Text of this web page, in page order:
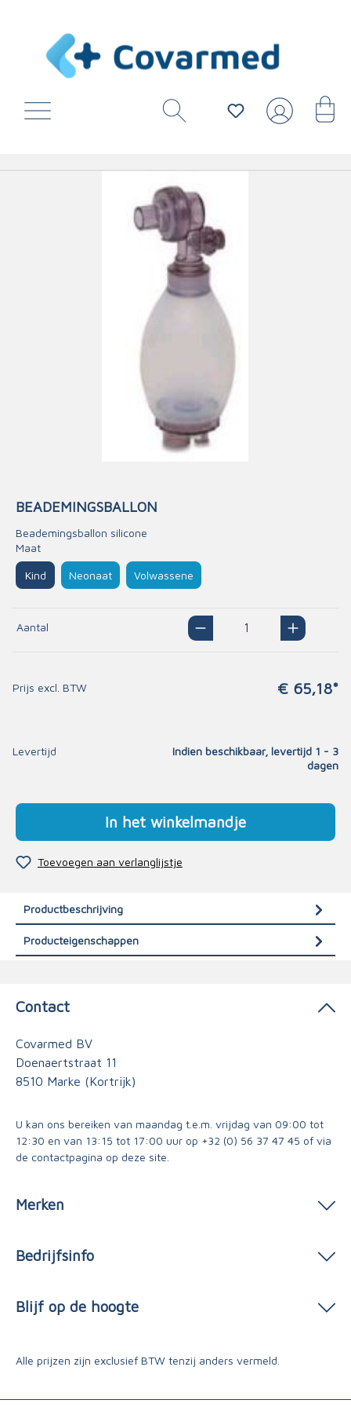
BEADEMINGSBALLON
Beademingsballon silicone
Maat
Kind Neonaat Volwassene
Aantal
Prijs excl. BTW € 65,18*
Levertijd
Indien beschikbaar, levertijd 1 - 3
dagen
In het winkelmandje
Toevoegen aan verlanglijstje
Productbeschrijving
Producteigenschappen
Contact
Covarmed BV
Doenaertstraat 11
8510 Marke (Kortrijk)
U kan ons bereiken van maandag t.e.m. vrijdag van 09:00 tot
12:30 en van 13:15 tot 17:00 uur op +32 (0) 56 37 47 45 of via
de contactpagina op deze site.
Merken
Bedrijfsinfo
Blijf op de hoogte
Alle prijzen zijn exclusief BTW tenzij anders vermeld.